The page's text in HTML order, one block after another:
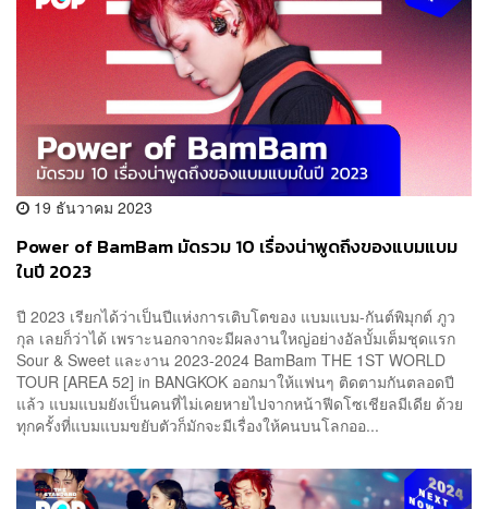
19 ธันวาคม 2023
Power of BamBam มัดรวม 10 เรื่องน่าพูดถึงของแบมแบม
ในปี 2023
ปี 2023 เรียกได้ว่าเป็นปีแห่งการเติบโตของ แบมแบม-กันต์พิมุกต์ ภูว
กุล เลยก็ว่าได้ เพราะนอกจากจะมีผลงานใหญ่อย่างอัลบั้มเต็มชุดแรก
Sour & Sweet และงาน 2023-2024 BamBam THE 1ST WORLD
TOUR [AREA 52] in BANGKOK ออกมาให้แฟนๆ ติดตามกันตลอดปี
แล้ว แบมแบมยังเป็นคนที่ไม่เคยหายไปจากหน้าฟีดโซเชียลมีเดีย ด้วย
ทุกครั้งที่แบมแบมขยับตัวก็มักจะมีเรื่องให้คนบนโลกออ...